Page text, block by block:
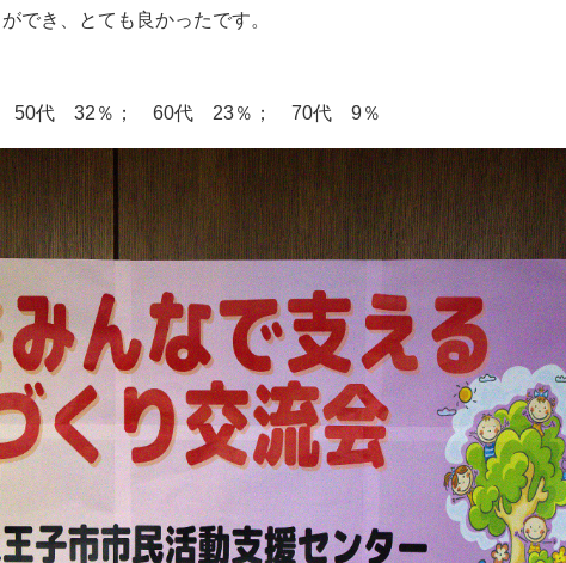
でき、とても良かったです。
50代 32％； 60代 23％； 70代 9％